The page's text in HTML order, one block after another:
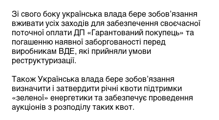
Зі свого боку українська влада бере зобов’язання
вживати усіх заходів для забезпечення своєчасної
поточної оплати ДП «Гарантований покупець» та
погашенню наявної заборгованості перед
виробникам ВДЕ, які прийняли умови
реструктуризації.
Також Українська влада бере зобов’язання
визначити і затвердити річні квоти підтримки
«зеленої» енергетики та забезпечує проведення
аукціонів з розподілу таких квот.